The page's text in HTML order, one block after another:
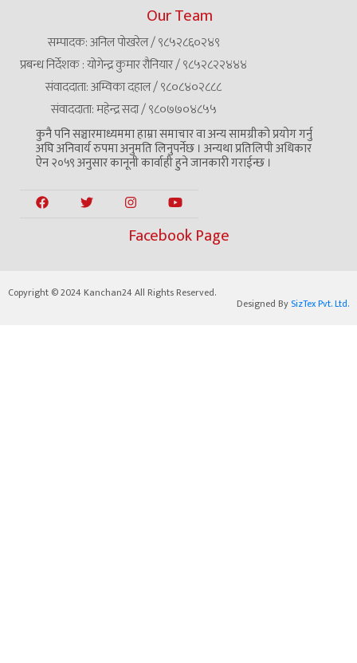
Our Team
सम्पादक: अनिल पोखरेल / ९८५२८६०२४९
प्रबन्ध निर्देशक : योगेन्द्र कुमार रौनियार / ९८५२८२२४४४
संवाददाता: अम्विका दहाल / ९८०८४०२८८८
संवाददाता: महेन्द्र सदा / ९८०७७०४८५५
कुनै पनि सञ्चारमाध्यममा हाम्रा समाचार वा अन्य सामग्रीको प्रयोग गर्नु
अघि अनिवार्य रुपमा अनुमति लिनुपर्नेछ । अन्यथा प्रतिलिपी अधिकार
ऐन २०५९ अनुसार कानूनी कार्वाही हुने जानकारी गराईन्छ ।
Facebook Page
Copyright © 2024 Kanchan24 All Rights Reserved.
Designed By SizTex Pvt. Ltd.